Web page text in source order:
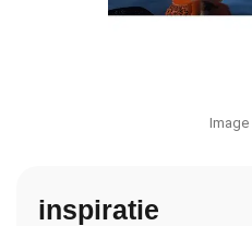
Image
inspiratie